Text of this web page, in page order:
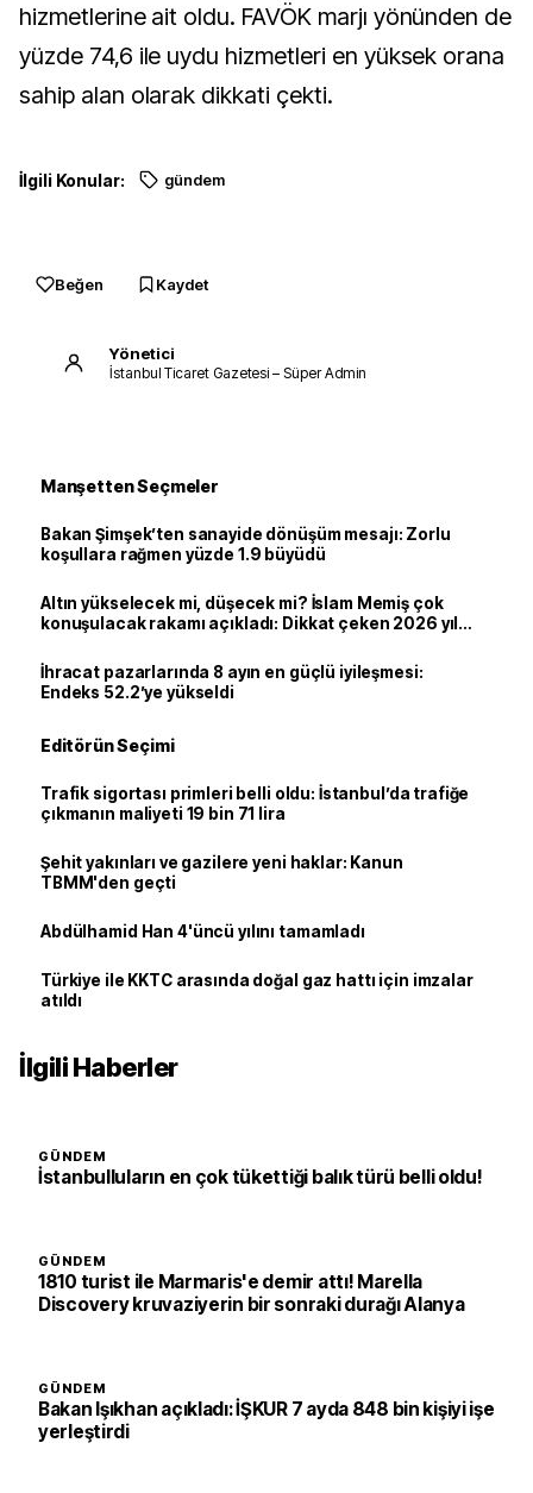
hizmetlerine ait oldu. FAVÖK marjı yönünden de
yüzde 74,6 ile uydu hizmetleri en yüksek orana
sahip alan olarak dikkati çekti.
İlgili Konular: gündem
Beğen Kaydet
Yönetici
İstanbul Ticaret Gazetesi – Süper Admin
Manşetten Seçmeler
Bakan Şimşek’ten sanayide dönüşüm mesajı: Zorlu
koşullara rağmen yüzde 1.9 büyüdü
Altın yükselecek mi, düşecek mi? İslam Memiş çok
konuşulacak rakamı açıkladı: Dikkat çeken 2026 yıl
İhracat pazarlarında 8 ayın en güçlü iyileşmesi:
Endeks 52.2’ye yükseldi
Editörün Seçimi
Trafik sigortası primleri belli oldu: İstanbul’da trafiğe
çıkmanın maliyeti 19 bin 71 lira
Şehit yakınları ve gazilere yeni haklar: Kanun
TBMM'den geçti
Abdülhamid Han 4'üncü yılını tamamladı
Türkiye ile KKTC arasında doğal gaz hattı için imzalar
atıldı
İlgili Haberler
GÜNDEM
İstanbulluların en çok tükettiği balık türü belli oldu!
GÜNDEM
1810 turist ile Marmaris'e demir attı! Marella
Discovery kruvaziyerin bir sonraki durağı Alanya
GÜNDEM
Bakan Işıkhan açıkladı: İŞKUR 7 ayda 848 bin kişiyi işe
yerleştirdi